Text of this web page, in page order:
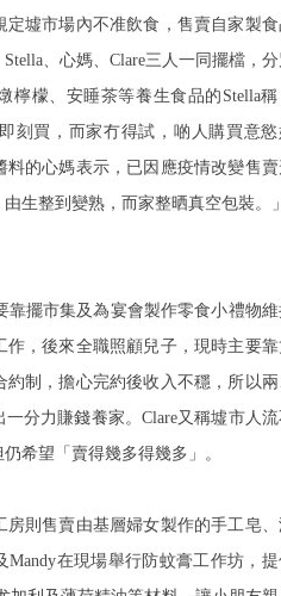
定墟市場內不准飲食，售賣自家製
、心媽、Clare三人一同擺檔，
檸檬、安睡茶等養生食品的Stella稱
刻買，而家冇得試，啲人購買意慾
的心媽表示，已因應疫情改變售
生整到變熟，而家整晒真空包裝。
靠擺市集及為宴會製作零食小禮物
，後來全職照顧兒子，現時主要
約制，擔心完約後收入不穩，所以
分力賺錢養家。Clare又稱墟市人
希望「賣得幾多得幾多」。
則售賣由基層婦女製作的手工皂
Mandy在現場舉行防蚊膏工作坊，